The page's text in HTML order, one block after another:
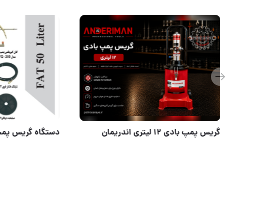
ميخ نوارى ويستا گریس پمپ بادی ۱۲ لیتری اندریمان